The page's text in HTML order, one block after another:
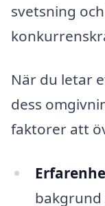
svetsning
När du letar
dess
faktorer att